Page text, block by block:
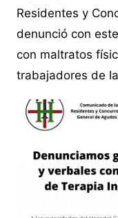
Residentes y
denunció con
con maltratos
trabajadores de